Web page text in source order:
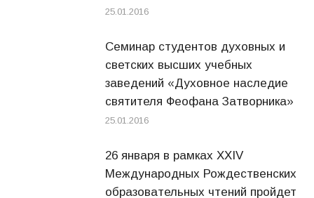
25.01.2016
Семинар студентов духовных и
светских высших учебных
заведений «Духовное наследие
святителя Феофана Затворника»
25.01.2016
26 января в рамках XXIV
Международных Рождественских
образовательных чтений пройдет